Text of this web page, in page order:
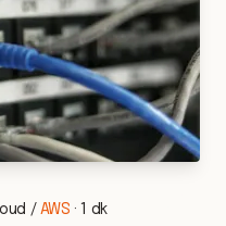
/ AWS · 1 dk